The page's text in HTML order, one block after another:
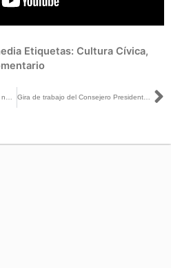
Etiquetas: Cultura Cívica,
Gira de trabajo del Consejero Presidente Dr. Lorenzo Córdova Vianello, realizada en Morelia, Michoacán